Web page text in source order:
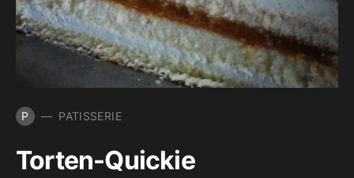
P PATISSERIE
Torten-Quickie